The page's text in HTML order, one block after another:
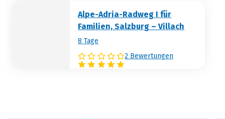
Alpe-Adria-Radweg I für
Familien, Salzburg – Villach
8 Tage
2 Bewertungen